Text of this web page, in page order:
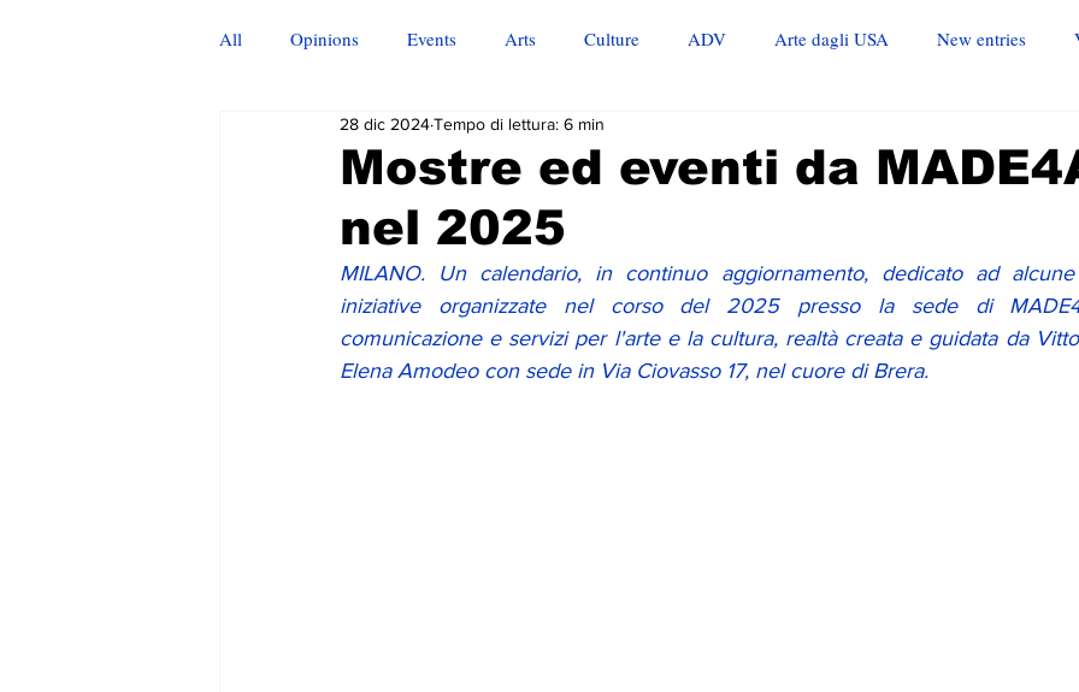
All Opinions Events Arts Culture ADV Arte dagli USA New entries
Mostre ed eventi da
nel 2025
28 dic 2024Tempo di lettura: 6 min
MILANO. Un calendario, in continuo aggiornamento, dedicato ad
iniziative organizzate nel corso del 2025 presso la sede di
comunicazione e servizi per l'arte e la cultura, realtà creata e guidata da
Elena Amodeo con sede in Via Ciovasso 17, nel cuore di Brera.